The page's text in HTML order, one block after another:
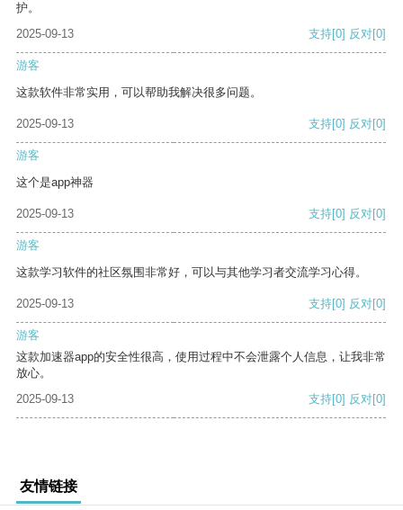
护。
2025-09-13
支持[0] 反对[0]
游客
这款软件非常实用，可以帮助我解决很多问题。
2025-09-13 支持[0] 反对[0]
游客
这个是app神器
2025-09-13 支持[0] 反对[0]
游客
这款学习软件的社区氛围非常好，可以与其他学习者交流学习心得。
2025-09-13 支持[0] 反对[0]
游客
这款加速器app的安全性很高，使用过程中不会泄露个人信息，让我非常
放心。
2025-09-13
支持[0] 反对[0]
友情链接